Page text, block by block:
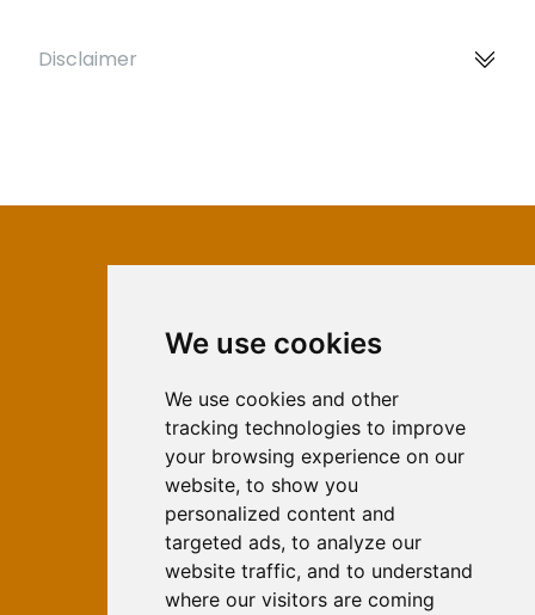
We use cookies
We use cookies and other
tracking technologies to improve
your browsing experience on our
website, to show you
personalized content and
targeted ads, to analyze our
website traffic, and to understand
where our visitors are coming
Disclaimer
ISSN 2566-333X (Online)
ISSN 1840-2313 (Print)
Contact
Editors
News
For Authors
Impressum